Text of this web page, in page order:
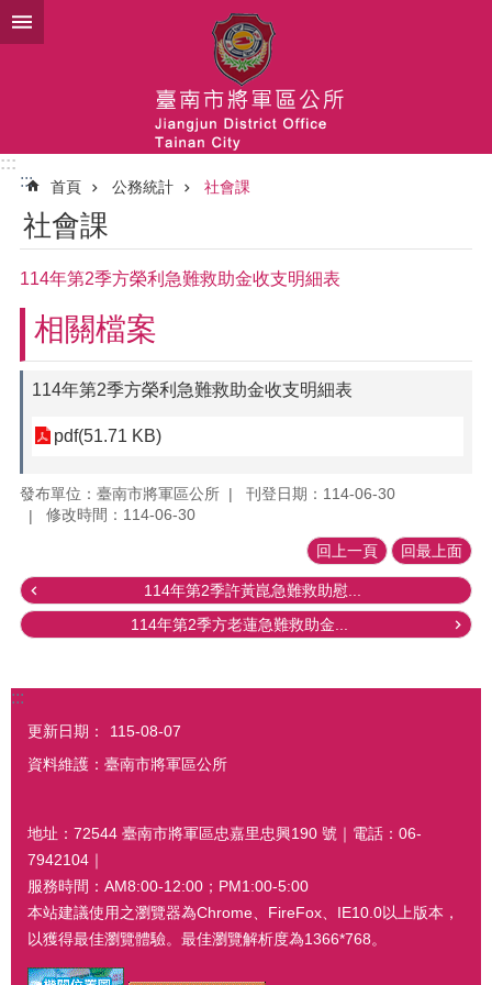
跳到主要內容區塊
:::
:::
首頁 公務統計 社會課
社會課
114年第2季方榮利急難救助金收支明細表
相關檔案
114年第2季方榮利急難救助金收支明細表
pdf(51.71 KB)
發布單位：臺南市將軍區公所
刊登日期：114-06-30
修改時間：114-06-30
回上一頁 回最上面
114年第2季許黃崑急難救助慰...
114年第2季方老蓮急難救助金...
:::
更新日期：
115-08-07
資料維護：臺南市將軍區公所
地址：72544 臺南市將軍區忠嘉里忠興190 號｜電話：06-
7942104｜
服務時間：AM8:00-12:00；PM1:00-5:00
本站建議使用之瀏覽器為Chrome、FireFox、IE10.0以上版本，
以獲得最佳瀏覽體驗。最佳瀏覽解析度為1366*768。